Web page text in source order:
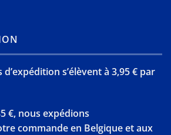
s’élèvent à 3,95 € par
€, nous expédions
commande en Belgique et aux